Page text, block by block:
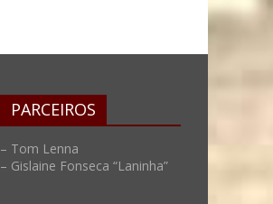
PARCEIROS
– Tom Lenna
– Gislaine Fonseca “Laninha”